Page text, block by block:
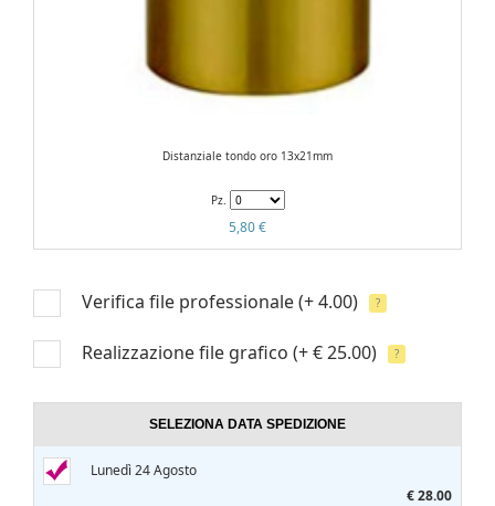
Distanziale tondo oro 13x21mm
Pz.
5,80 €
Verifica file professionale(+ 4.00) ?
Realizzazione file grafico (+ € 25.00) ?
SELEZIONA DATA SPEDIZIONE
Lunedì 24 Agosto
€ 28.00